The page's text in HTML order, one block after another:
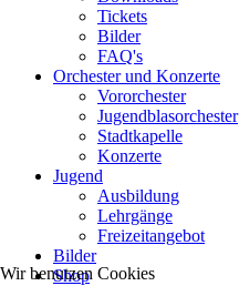
Tickets
Bilder
FAQ's
Orchester und Konzerte
Vororchester
Jugendblasorchester
Stadtkapelle
Konzerte
Jugend
Ausbildung
Lehrgänge
Freizeitangebot
Bilder
Shop
Wir benutzen Cookies